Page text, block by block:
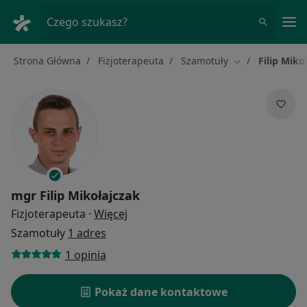
Czego szukasz?
Strona Główna Fizjoterapeuta Szamotuły Zmień miasto
Filip
mgr Filip Mikołajczak
Fizjoterapeuta · Więcej
Szamotuły 1 adres
1 opinia
Pokaż dane kontaktowe